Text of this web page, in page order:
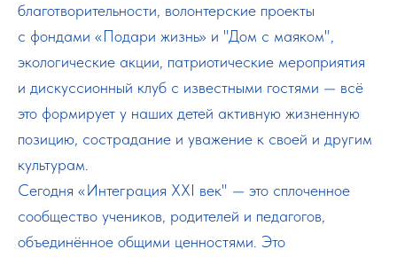
благотворительности, волонтерские проекты
с фондами «Подари жизнь» и "Дом с маяком",
экологические акции, патриотические мероприятия
и дискуссионный клуб с известными гостями — всё
это формирует у наших детей активную жизненную
позицию, сострадание и уважение к своей и другим
культурам.
Сегодня «Интеграция XXI век" — это сплоченное
сообщество учеников, родителей и педагогов,
объединённое общими ценностями. Это